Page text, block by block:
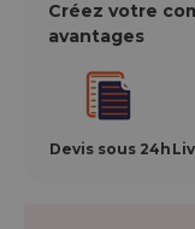
Créez votre
avantages
Devis sous 24h